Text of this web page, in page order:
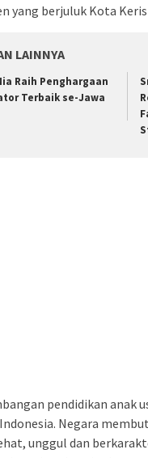
yang berjuluk Kota
LAINNYA
Raih Penghargaan
Terbaik se-Jawa
pendidikan anak
Negara
unggul dan